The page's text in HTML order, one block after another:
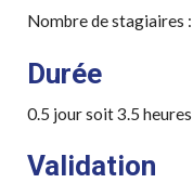
Nombre de stagiaires
Durée
0.5 jour soit 3.5 heures
Validation